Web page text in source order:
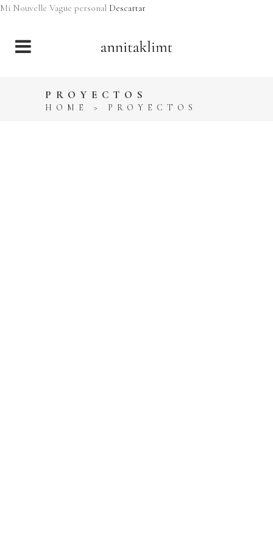
Mi Nouvelle Vague personal Descartar
PROYECTOS
HOME > PROYECTOS